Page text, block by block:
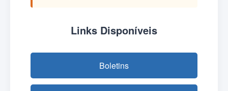
Links Disponíveis
Boletins